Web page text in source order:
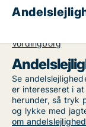
Vordingborg
Se
er interesseret i
herunder, så tryk
og lykke med
om